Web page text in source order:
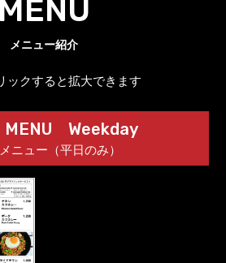
MENU
メニュー紹介
ックすると拡大できます
MENU Weekday
ニュー（平日のみ）